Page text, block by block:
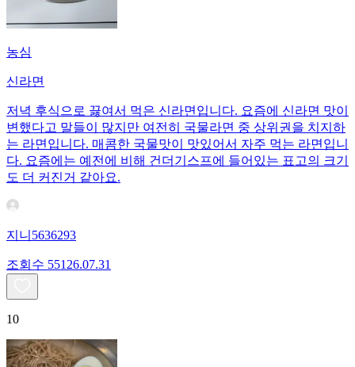
농심
신라면
저녁 후식으로 끓여서 먹은 신라면입니다. 요즘에 신라면 맛이
변했다고 말들이 많지만 여전히 국물라면 중 상위권을 치지하
는 라면입니다. 매콤한 국물맛이 맛있어서 자주 먹는 라면입니
다. 요즘에는 예전에 비해 건더기스프에 들어있는 표고의 크기
도 더 커진거 같아요.
지니5636293
조회수 551 26.07.31
10